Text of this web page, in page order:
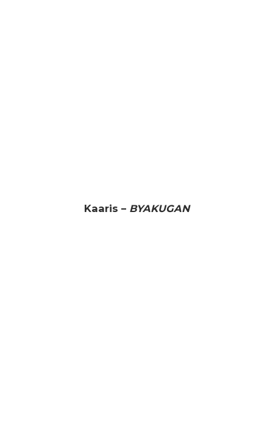
Kaaris – BYAKUGAN